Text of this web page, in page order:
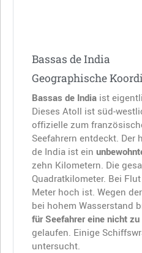
Bassas de India
Geographische
Bassas de India ist
Dieses Atoll ist süd-
offizielle zum
Seefahrern entdeckt. Der
de India ist ein
zehn Kilometern. Die
Quadratkilometer. Bei
Meter hoch ist. Wegen
bei hohem Wasserstand
für Seefahrer eine nicht
gelaufen. Einige
untersucht.